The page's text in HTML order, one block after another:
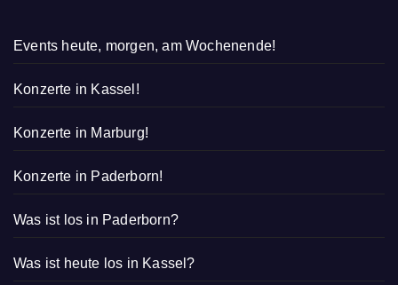
Events heute, morgen, am Wochenende!
Konzerte in Kassel!
Konzerte in Marburg!
Konzerte in Paderborn!
Was ist los in Paderborn?
Was ist heute los in Kassel?